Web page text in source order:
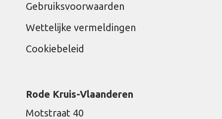
Gebruiksvoorwaarden
Wettelijke vermeldingen
Cookiebeleid
Rode Kruis-Vlaanderen
Motstraat 40